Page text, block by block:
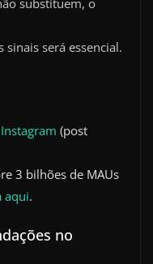
substituem, o
sinais será essencial.
(post
3 bilhões de MAUs
aqui.
no